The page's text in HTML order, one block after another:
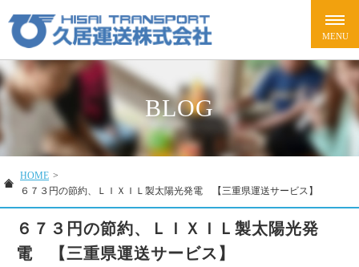
BLOG
HOME >
６７３円の節約、ＬＩＸＩＬ製太陽光発電 【三重県運送サービス】
６７３円の節約、ＬＩＸＩＬ製太陽光発
電 【三重県運送サービス】